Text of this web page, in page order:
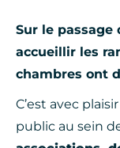
Sur le passage
accueillir les
chambres ont
C’est avec
public au sein